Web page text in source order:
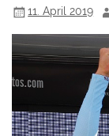
11. April 2019